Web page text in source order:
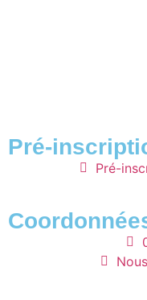
Pré-
Pré-